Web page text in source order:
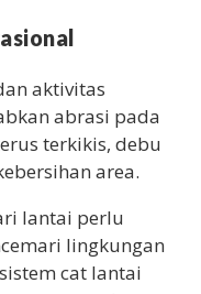
aktivitas
abrasi pada
terkikis, debu
area.
lantai perlu
lingkungan
cat lantai